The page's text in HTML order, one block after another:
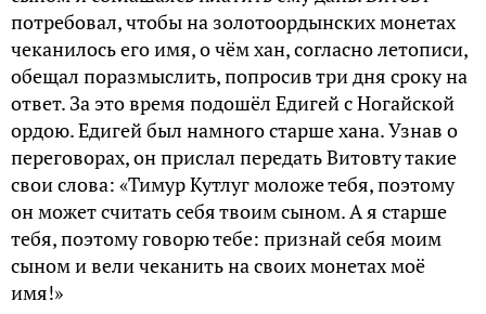
потребовал, чтобы на золотоордынских монетах
чеканилось его имя, о чём хан, согласно летописи,
обещал поразмыслить, попросив три дня сроку на
ответ. За это время подошёл Едигей с Ногайской
ордою. Едигей был намного старше хана. Узнав о
переговорах, он прислал передать Витовту такие
свои слова: «Тимур Кутлуг моложе тебя, поэтому
он может считать себя твоим сыном. А я старше
тебя, поэтому говорю тебе: признай себя моим
сыном и вели чеканить на своих монетах моё
имя!»